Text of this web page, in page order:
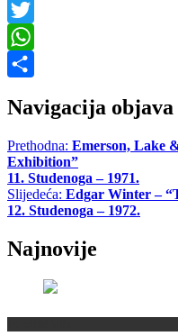
Facebook
Twitter
WhatsApp
Navigacija objava
Prethodna: Emerson, Lake
Exhibition”
11. Studenoga – 1971.
Slijedeća: Edgar Winter –
12. Studenoga – 1972.
Najnovije